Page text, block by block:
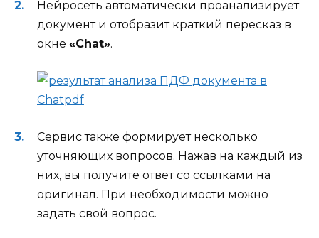
Нейросеть автоматически проанализирует
документ и отобразит краткий пересказ в
окне «Chat».
Сервис также формирует несколько
уточняющих вопросов. Нажав на каждый из
них, вы получите ответ со ссылками на
оригинал. При необходимости можно
задать свой вопрос.